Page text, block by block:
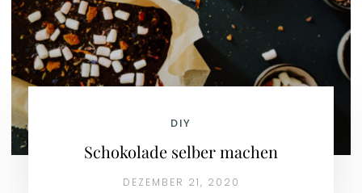
DIY
Schokolade selber machen
DEZEMBER 21, 2020